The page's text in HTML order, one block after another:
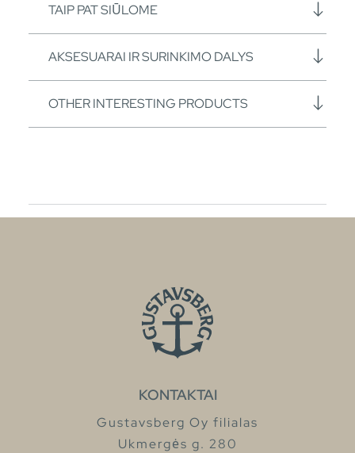
TAIP PAT SIŪLOME
AKSESUARAI IR SURINKIMO DALYS
OTHER INTERESTING PRODUCTS
KONTAKTAI
Gustavsberg Oy filialas
Ukmergės g. 280